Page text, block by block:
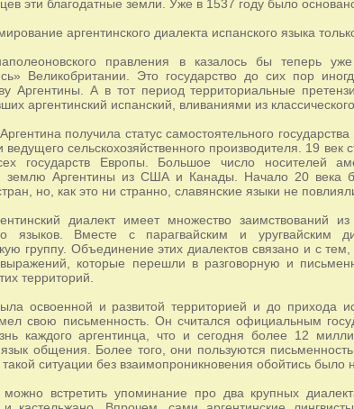
эти благодатные земли. Уже в 1537 году было
аргентинского диалекта испанского языка
правления в казалось бы теперь
Великобритании. Это государство до сих пор
Аргентины. А в тот период территориальные
аргентинский испанский, вливаниями из классического
получила статус самостоятельного
ведущего сельскохозяйственного производителя. 19
государств Европы. Большое число носителей
землю Аргентины из США и Канады. Начало 20 века
но, как это ни странно, славянские языки не
диалект имеет множество заимствований из
языков. Вместе с парагвайским и
группу. Объединение этих диалектов связано и с тем,
которые перешли в разговорную и
территорий.
освоенной и развитой территорией и до прихода
свою письменность. Он считался официальным
каждого аргентинца, что и сегодня более 12
общения. Более того, они пользуются
ситуации без взаимопроникновения обойтись было
встретить упоминание про два крупных